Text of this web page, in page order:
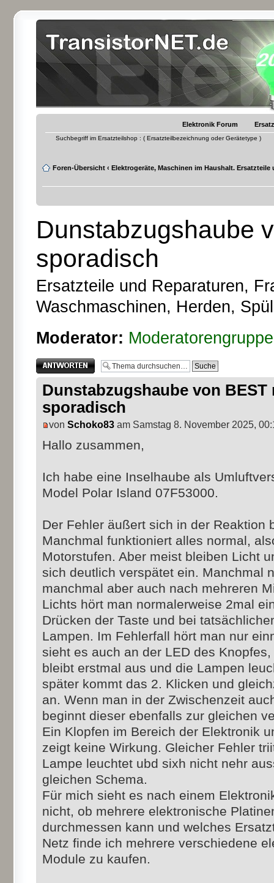
Elektronik Forum
Suchbegriff im Ersatzteilshop : ( Ersatzteilbezeichnung oder Gerätetype )
Foren-Übersicht ‹ Elektrogeräte, Maschinen im Haushalt. Ersatzteile
Dunstabzugshaube
sporadisch
Ersatzteile und Reparaturen,
Waschmaschinen, Herden,
Moderator: Moderatorengruppe
Antwort erstellen
Dunstabzugshaube von BEST
sporadisch
von Schoko83 am Samstag 8. November 2025,
Hallo zusammen,
Ich habe eine Inselhaube als
Model Polar Island 07F53000.
Der Fehler äußert sich in der Reaktion
Manchmal funktioniert alles normal,
Motorstufen. Aber meist bleiben Licht
sich deutlich verspätet ein. Manchmal
manchmal aber auch nach mehreren
Lichts hört man normalerweise 2mal
Drücken der Taste und bei
Lampen. Im Fehlerfall hört man nur
sieht es auch an der LED des
bleibt erstmal aus und die Lampen
später kommt das 2. Klicken und
an. Wenn man in der Zwischenzeit
beginnt dieser ebenfalls zur gleichen
Ein Klopfen im Bereich der Elektronik
zeigt keine Wirkung. Gleicher Fehler
Lampe leuchtet ubd sixh nicht nehr
gleichen Schema.
Für mich sieht es nach einem
nicht, ob mehrere elektronische
durchmessen kann und welches
Netz finde ich mehrere verschiedene
Module zu kaufen.